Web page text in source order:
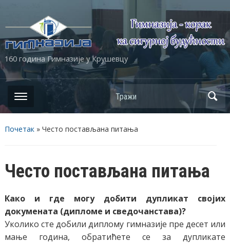
160 година Гимназије у Крушевцу
Почетак» Често постављана питања
Често постављана питања
Како и где могу добити дупликат својих
докумената (дипломе и сведочанстава)?
Уколико сте добили диплому гимназије пре десет или
мање година, обратићете се за дупликате